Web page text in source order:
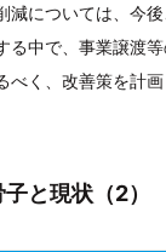
減については、今
る中で、事業譲渡
く、改善策を計画
と現状（2）